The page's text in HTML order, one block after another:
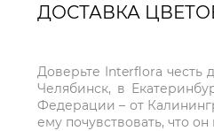
ДОСТАВКА
Доверьте Interflora честь
Челябинск, в
Федерации – от
ему почувствовать, что он